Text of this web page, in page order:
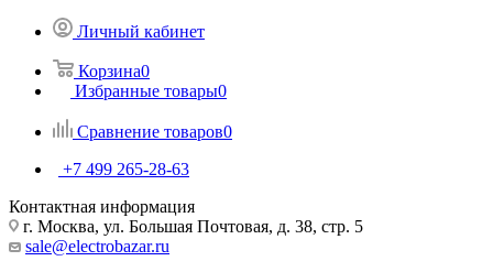
Личный кабинет
Корзина0
Избранные товары0
Сравнение товаров0
+7 499 265-28-63
Контактная информация
г. Москва, ул. Большая Почтовая, д. 38, стр. 5
sale@electrobazar.ru